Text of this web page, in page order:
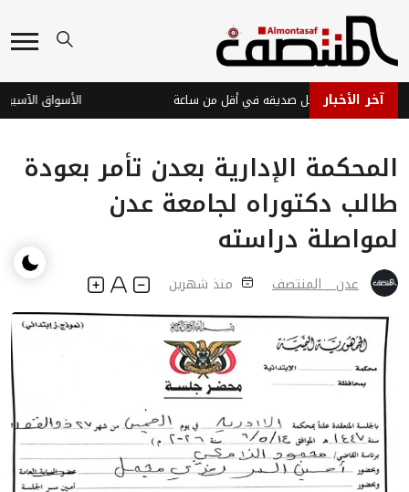
آخر الأخبار
عدن تضبط قاتل صديقه في أقل من ساعة
المحكمة الإدارية بعدن تأمر بعودة
طالب دكتوراه لجامعة عدن
لمواصلة دراسته
عدن _ المنتصف منذ شهرين